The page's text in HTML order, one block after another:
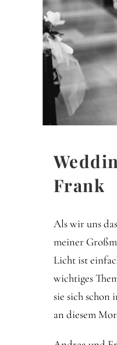
Frank
Als wir uns
meiner
Licht ist
wichtiges
sie sich schon
an diesem